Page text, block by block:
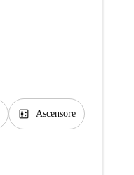
elevator Ascensore